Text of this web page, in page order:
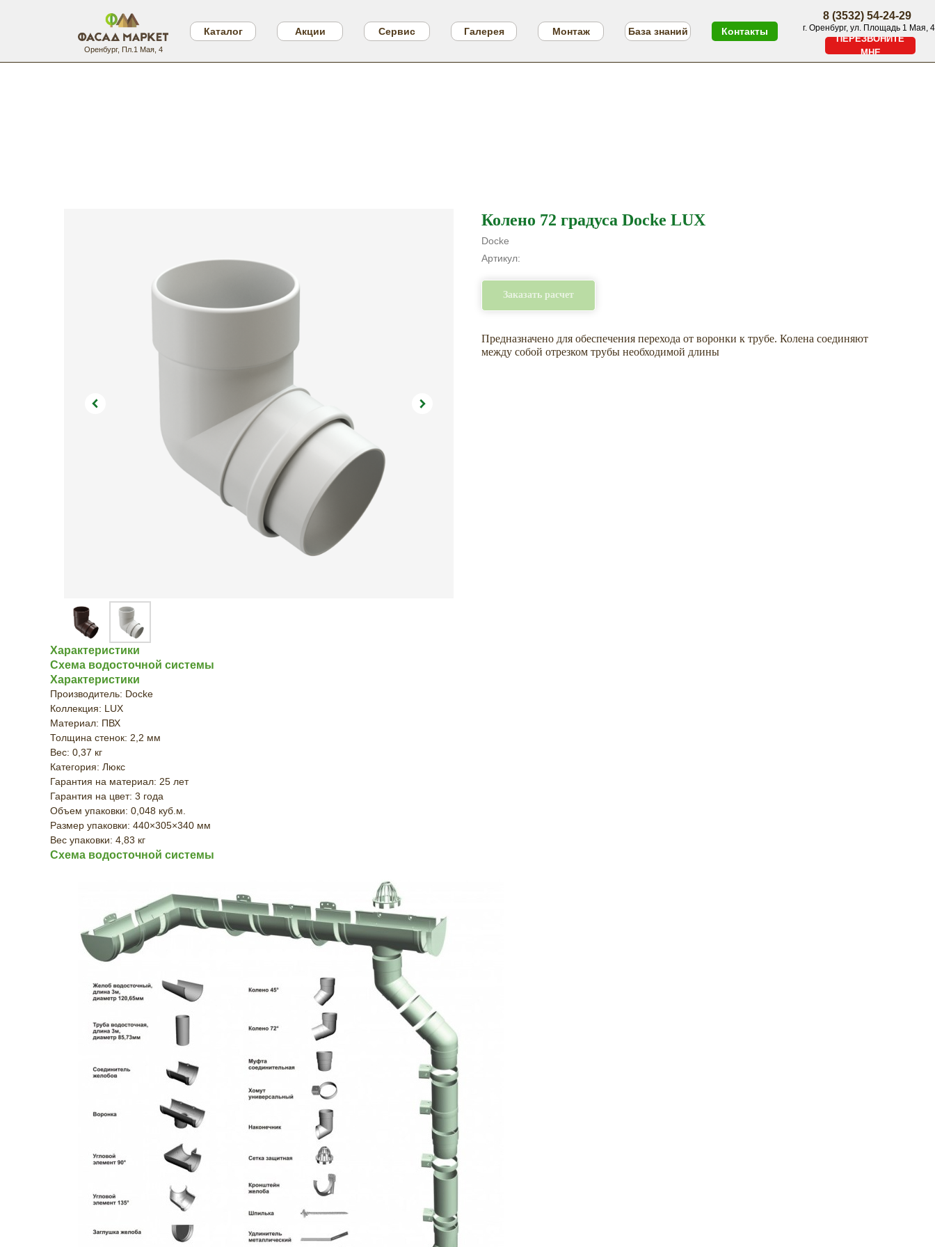
Галерея
Каталог База знаний
Акции Монтаж
Сервис
ПЕРЕЗВОНИТЕ
МНЕ
Контакты
Оренбург, Пл.1 Мая, 4
8 (3532) 54-24-29
г. Оренбург, ул. Площадь 1 Мая, 4
Колено 72 градуса Docke LUX
Docke
Артикул:
Заказать расчет
Предназначено для обеспечения перехода от воронки к трубе. Колена соединяют
между собой отрезком трубы необходимой длины
Характеристики
Схема водосточной системы
Характеристики
Производитель: Docke
Коллекция: LUX
Материал: ПВХ
Толщина стенок: 2,2 мм
Вес: 0,37 кг
Категория: Люкс
Гарантия на материал: 25 лет
Гарантия на цвет: 3 года
Объем упаковки: 0,048 куб.м.
Размер упаковки: 440×305×340 мм
Вес упаковки: 4,83 кг
Схема водосточной системы